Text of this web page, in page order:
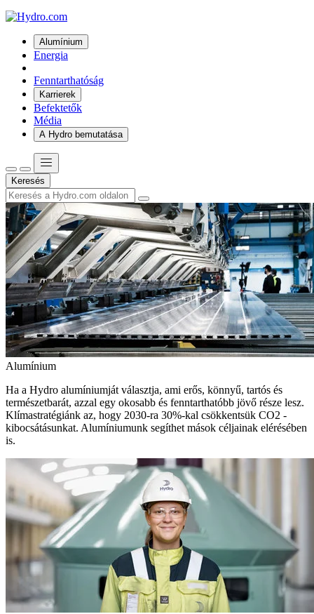
Alumínium
Energia
Fenntarthatóság
Karrierek
Befektetők
Média
A Hydro bemutatása
Keresés
Alumínium
Ha a Hydro alumíniumját választja, ami erős, könnyű, tartós és
természetbarát, azzal egy okosabb és fenntarthatóbb jövő része lesz.
Klímastratégiánk az, hogy 2030-ra 30%-kal csökkentsük CO2 -
kibocsátásunkat. Alumíniumunk segíthet mások céljainak elérésében
is.